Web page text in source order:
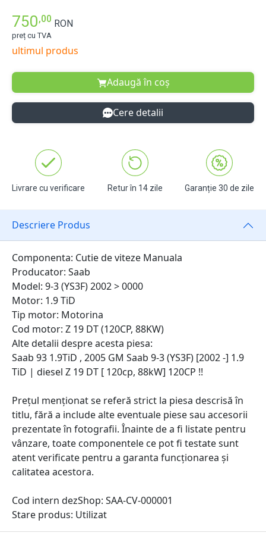
750,00 RON
preț cu TVA
ultimul produs
Adaugă în coș
Cere detalii
Livrare cu verificare Retur în 14 zile Garanție 30 de zile
Descriere Produs
Componenta: Cutie de viteze Manuala
Producator: Saab
Model: 9-3 (YS3F) 2002 > 0000
Motor: 1.9 TiD
Tip motor: Motorina
Cod motor: Z 19 DT (120CP, 88KW)
Alte detalii despre acesta piesa:
Saab 93 1.9TiD , 2005 GM Saab 9-3 (YS3F) [2002 -] 1.9
TiD | diesel Z 19 DT [ 120cp, 88kW] 120CP !!
Prețul menționat se referă strict la piesa descrisă în
titlu, fără a include alte eventuale piese sau accesorii
prezentate în fotografii. Înainte de a fi listate pentru
vânzare, toate componentele ce pot fi testate sunt
atent verificate pentru a garanta funcționarea și
calitatea acestora.
Cod intern dezShop: SAA-CV-000001
Stare produs: Utilizat